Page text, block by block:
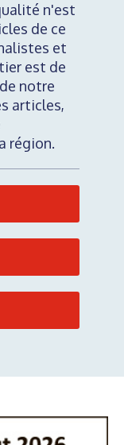
n'est
de ce
et
est de
notre
articles,
région.